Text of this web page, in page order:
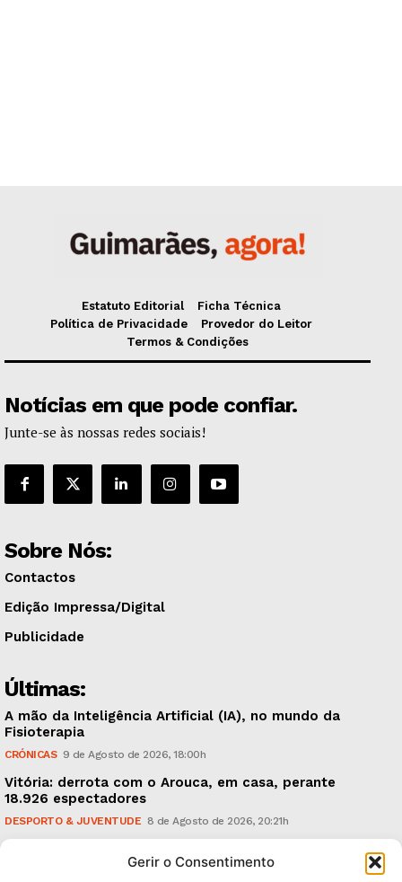
Gerir o Consentimento
Estatuto Editorial
Ficha Técnica
Política de Privacidade
Provedor do Leitor
Termos & Condições
Notícias em que pode confiar.
Junte-se às nossas redes sociais!
Sobre Nós:
Contactos
Edição Impressa/Digital
Publicidade
Últimas:
A mão da Inteligência Artificial (IA), no mundo da
Fisioterapia
CRÓNICAS 9 de Agosto de 2026, 18:00h
Vitória: derrota com o Arouca, em casa, perante
18.926 espectadores
DESPORTO & JUVENTUDE 8 de Agosto de 2026, 20:21h
Sonus Art Fest: o epicentro da música emergente em